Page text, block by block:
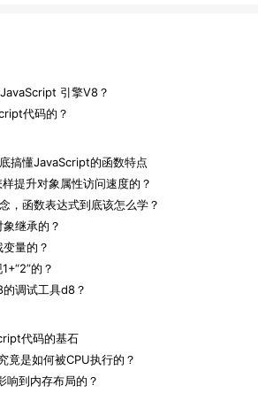
引擎V8？
代码的？
搞懂JavaScript的函数特点
提升对象属性访问速度的？
，函数表达式到底该怎么学？
继承的？
量的？
的？
调试工具d8？
代码的基石
竟是如何被CPU执行的？
响到内存布局的？